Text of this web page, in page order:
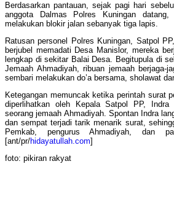
Berdasarkan pantauan, sejak pagi hari
anggota Dalmas Polres Kuningan datang,
melakukan blokir jalan sebanyak tiga lapis.
Ratusan personel Polres Kuningan, Satpol
berjubel memadati Desa Manislor, mereka
lengkap di sekitar Balai Desa. Begitupula di
Jemaah Ahmadiyah, ribuan jemaah berjaga-
sembari melakukan do’a bersama, sholawat
Ketegangan memuncak ketika perintah surat
diperlihatkan oleh Kepala Satpol PP, Indra
seorang jemaah Ahmadiyah. Spontan Indra
dan sempat terjadi tarik menarik surat,
Pemkab, pengurus Ahmadiyah, dan
[ant/pr/hidayatullah.com]
foto: pikiran rakyat